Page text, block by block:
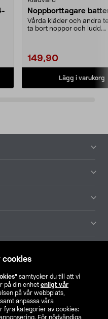
cookies
samtycker du till att vi
på din enhet enligt vår
på vår webbplats,
anpassa våra
fyra kategorier av cookies:
För nödvändiga
Noppborttagare
Vårda kläder och andra
ta bort noppor och ludd.
149,90
Lägg i varukorg
butik
FI